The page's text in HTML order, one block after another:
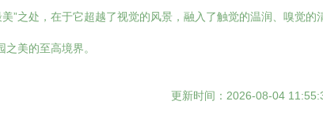
”之处，在于它超越了视觉的风景，融入了触觉的温润、嗅觉
美的至高境界。
更新时间：2026-08-04